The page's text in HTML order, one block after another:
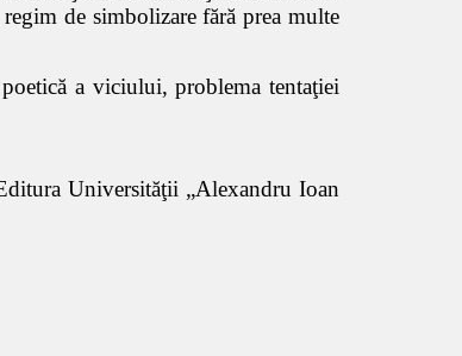
de simbolizare fără prea multe
a viciului, problema tentaţiei
Universităţii „Alexandru Ioan